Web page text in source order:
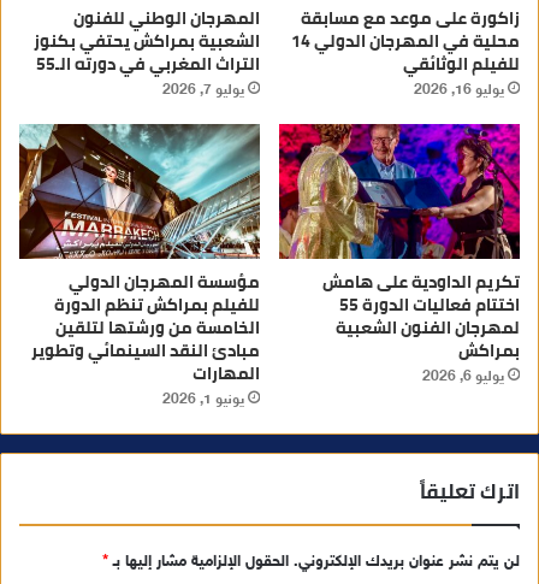
زاكورة على موعد مع مسابقة
محلية في المهرجان الدولي 14
للفيلم الوثائقي
يوليو 16, 2026
المهرجان الوطني للفنون
الشعبية بمراكش يحتفي بكنوز
التراث المغربي في دورته الـ55
يوليو 7, 2026
تكريم الداودية على هامش
اختتام فعاليات الدورة 55
لمهرجان الفنون الشعبية
بمراكش
يوليو 6, 2026
مؤسسة المهرجان الدولي
للفيلم بمراكش تنظم الدورة
الخامسة من ورشتها لتلقين
مبادئ النقد السينمائي وتطوير
المهارات
يونيو 1, 2026
اترك تعليقاً
لن يتم نشر عنوان بريدك الإلكتروني. الحقول الإلزامية مشار إليها بـ*